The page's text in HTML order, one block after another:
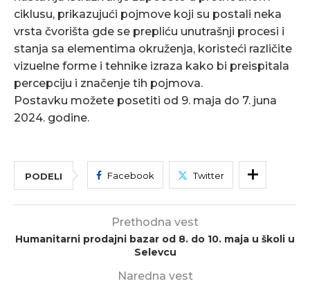
ciklusu, prikazujući pojmove koji su postali neka
vrsta čvorišta gde se prepliću unutrašnji procesi i
stanja sa elementima okruženja, koristeći različite
vizuelne forme i tehnike izraza kako bi preispitala
percepciju i značenje tih pojmova.
Postavku možete posetiti od 9. maja do 7. juna
2024. godine.
PODELI Facebook Twitter
Prethodna vest
Humanitarni prodajni bazar od 8. do 10. maja u školi u
Selevcu
Naredna vest